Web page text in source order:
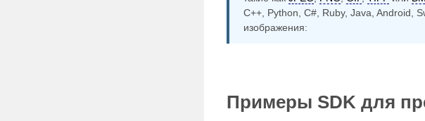
C++, Python, C#, Ruby, Java, Android,
изображения:
Примеры SDK для